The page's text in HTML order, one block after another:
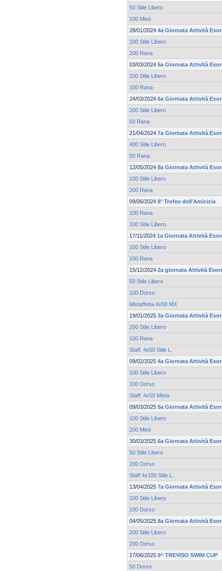
50 Stile Libero
100 Misti
28/01/2024 4a Giornata Attività
100 Stile Libero
200 Rana
03/03/2024 5a Giornata Attività
100 Stile Libero
100 Rana
24/03/2024 6a Giornata Attività
200 Stile Libero
50 Rana
21/04/2024 7a Giornata Attività
400 Stile Libero
50 Rana
12/05/2024 8a Giornata Attività
100 Stile Libero
200 Rana
09/06/2024 8° Trofeo dell'Amicizia
100 Rana
100 Stile Libero
17/11/2024 1a Giornata Attività
100 Stile Libero
100 Rana
15/12/2024 2a giornata Attività
50 Stile Libero
100 Dorso
Mistaffetta 4x50 MX
19/01/2025 3a Giornata Attività
200 Stile Libero
100 Rana
Staff. 4x50 Stile L.
09/02/2025 4a Giornata Attività
100 Stile Libero
100 Dorso
Staff. 4x50 Mista
09/03/2025 5a Giornata Attività
100 Stile Libero
200 Misti
30/03/2025 6a Giornata Attività
50 Stile Libero
200 Dorso
Staff 4x100 Stile L.
13/04/2025 7a Giornata Attività
100 Stile Libero
100 Dorso
04/05/2025 8a Giornata Attività
200 Stile Libero
200 Dorso
27/06/2025 9^ TREVISO SWIM CUP
50 Dorso